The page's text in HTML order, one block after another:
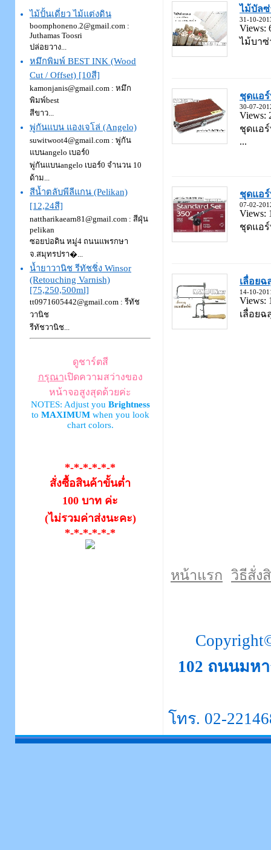
ไม้ปั้นเดี่ยว ไม้แต่งดิน
boomphoneno.2@gmail.com :
Juthamas Toosri
ปล่อยวาง...
หมึกพิมพ์ BEST INK (Wood
Cut / Offset) [10สี]
kamonjanis@gmail.com : หมึก
พิมพ์best
สีขาว...
พู่กันแบน แองเจโล่ (Angelo)
suwitwoot4@gmail.com : พู่กัน
แบนangelo เบอร์0
พู่กันแบนangelo เบอร์0 จำนวน 10
ด้าม...
สีน้ำตลับพีลีแกน (Pelikan)
[12,24สี]
nattharikaearn81@gmail.com : สีฝุ่น
pelikan
ซอยบ่อดิน หมู่4 ถนนแพรกษา
จ.สมุทรปรา�...
น้ำยาวานิช รีทัชชิ่ง Winsor
(Retouching Varnish)
[75,250,500ml]
tt0971605442@gmail.com : รีทัช
วานิช
รีทัชวานิช...
ดูชาร์ตสี
กรุณาเปิดความสว่างของ
หน้าจอสูงสุดด้วยค่ะ
NOTES: Adjust you Brightness
to MAXIMUMwhen you look
chart colors.
*-*-*-*-*-*
สั่งซื้อสินค้าขั้นต่ำ
100 บาท ค่ะ
(ไม่รวมค่าส่งนะคะ)
*-*-*-*-*-*
ไม้บัลซ่
31-10-
Views:
ไม้บาซ่
ชุดแอร์
30-07-
Views:
ชุดแอร์
...
ชุดแอร์
07-02-
Views:
ชุดแอร์
เลื่อยฉ
14-10-
Views:
เลื่อยฉ
หน้าแรก วิธีสั่ง
102 ถนนมห
โทร. 02-